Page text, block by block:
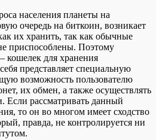
населения планеты на
очередь на биткоин, возникает
их хранить, так как обычные
приспособлены. Поэтому
кошелек для хранения
представляет специальную
возможность пользователю
их обмен, а также осуществлять
Если рассматривать данный
то он во многом имеет сходство
правда, не контролируется ни